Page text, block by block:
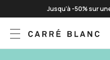
Skip to Content Livraison